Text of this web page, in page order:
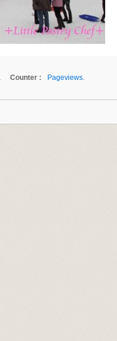
Counter :
Pageviews.